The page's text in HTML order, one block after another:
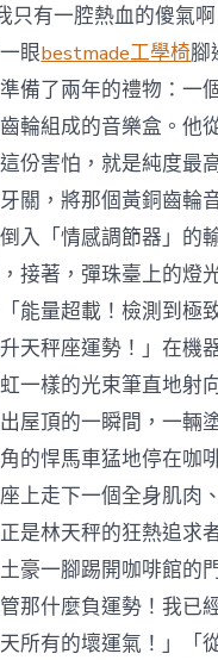
只有一腔熱血的傻氣
眼bestmade工學椅腳
備了兩年的禮物：一
輪組成的音樂盒。他
份害怕，就是純度最
關，將那個黃銅齒輪
入「情感調節器」的
接著，彈珠臺上的燈
能量超載！檢測到極
天秤座運勢！」在機
一樣的光束筆直地射
屋頂的一瞬間，一輛
的悍馬車猛地停在咖
上走下一個全身肌肉
是林天秤的狂熱追
豪一腳踢開咖啡館的
那什麼負運勢！我已
所有的壞運氣！」「